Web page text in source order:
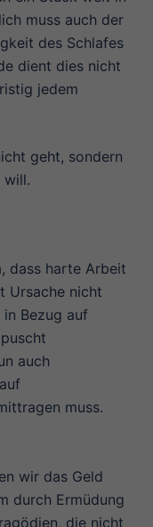
muss auch der
des Schlafes
dient dies nicht
jedem
geht, sondern
will.
dass harte Arbeit
Ursache nicht
Bezug auf
auch
muss.
wir das Geld
durch Ermüdung
die nicht